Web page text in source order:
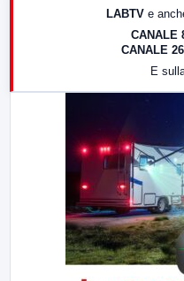
LABTV e
CANALE
CANALE
E